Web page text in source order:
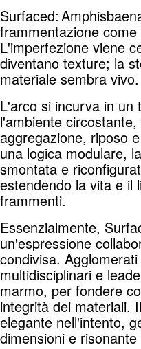
Surfaced:
frammentazione
L'imperfezione viene
diventano texture; la
materiale sembra vivo.
L'arco si incurva in un
l'ambiente
aggregazione, riposo
una logica modulare,
smontata e
estendendo la vita e il
frammenti.
Essenzialmente,
un'espressione
condivisa.
multidisciplinari e
marmo, per fondere
integrità dei materiali.
elegante nell'intento,
dimensioni e